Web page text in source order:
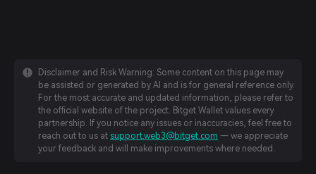
Disclaimer and Risk Warning: Some content on this page may
be assisted or generated by AI and is for general reference only.
For the most accurate and updated information, please refer to
the official website of the project. Bitget Wallet values every
partnership. If you notice any issues or inaccuracies, feel free to
reach out to us at support.web3@bitget.com — we appreciate
your feedback and will make improvements where needed.